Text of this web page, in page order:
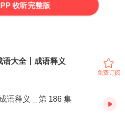
收听完整版
语大全丨成语释义
免费订阅
语释义 _ 第 186 集